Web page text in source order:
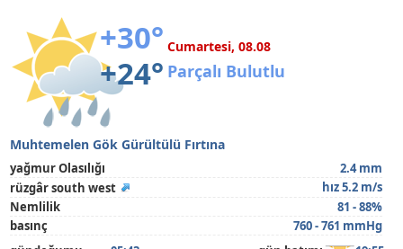
+30°
+24°
Cumartesi, 08.08
Parçalı Bulutlu
Muhtemelen Gök Gürültülü Fırtına
yağmur Olasılığı
2.4 mm
rüzgâr south west
hız 5.2 m/s
Nemlilik
81 - 88%
basınç
760 - 761 mmHg